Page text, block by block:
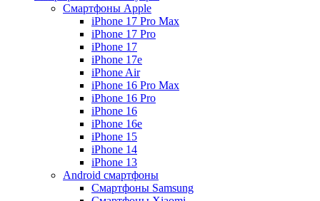
Смартфоны Apple
iPhone 17 Pro Max
iPhone 17 Pro
iPhone 17
iPhone 17e
iPhone Air
iPhone 16 Pro Max
iPhone 16 Pro
iPhone 16
iPhone 16e
iPhone 15
iPhone 14
iPhone 13
Android cмартфоны
Смартфоны Samsung